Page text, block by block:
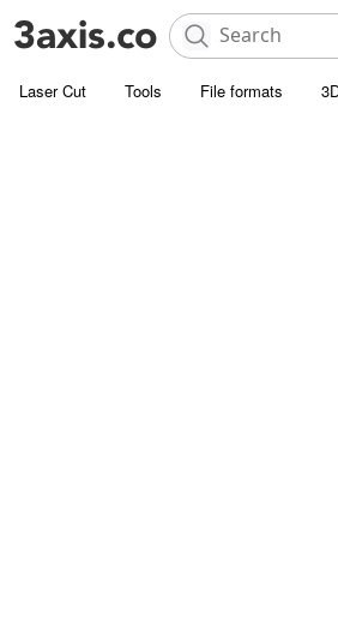
Laser Cut Tools File formats